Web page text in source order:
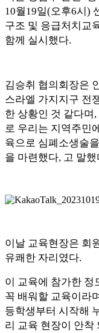
10월19일(오후6시)
구조 및 응급처치교
함께 실시했다.
김승취 협의회장은
스라엘 가지지구 전
한 상황인 것 같다며 ,
로 우리는 지역주민
육으로 심폐소생술
을 마련했다, 고 말했
이날 교육현장은 회
유쾌한 자리였다.
이 교육에 참가한 정
꼭 배워할 교육이라
등학생부터 시작해
리 교육 현장이 안착